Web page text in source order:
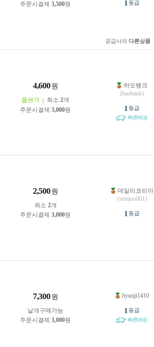
주문시결제 3,500원 1 등급
공급사의 다른상품
4,600 원
옵션가 최소 2개
주문시결제 3,000원
하오뱅크
(haobank)
1 등급
빠른배송
2,500 원
최소 2개
주문시결제 3,000원
데일리코리아
(semjun001)
1 등급
7,300 원
낱개구매가능
주문시결제 3,000원
hyunji1410
1 등급
빠른배송